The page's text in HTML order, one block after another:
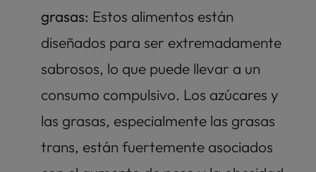
grasas: Estos alimentos están
diseñados para ser extremadamente
sabrosos, lo que puede llevar a un
consumo compulsivo. Los azúcares y
las grasas, especialmente las grasas
trans, están fuertemente asociados